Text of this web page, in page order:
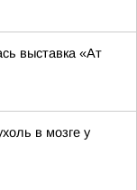
выставка «Ат
в мозге у